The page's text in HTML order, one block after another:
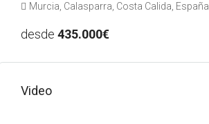
Murcia, Calasparra, Costa Calida, España
desde 435.000€
Video